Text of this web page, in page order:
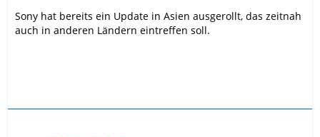
Sony hat bereits ein Update in Asien ausgerollt, das zeitnah
auch in anderen Ländern eintreffen soll.